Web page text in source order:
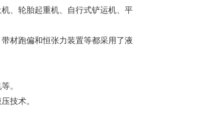
、轮胎起重机、自行式铲运机、平
材跑偏和恒张力装置等都采用了液
。
技术。